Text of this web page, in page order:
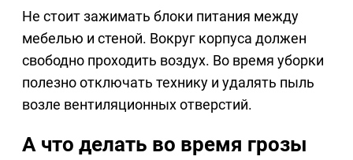
Не стоит зажимать блоки питания между
мебелью и стеной. Вокруг корпуса должен
свободно проходить воздух. Во время уборки
полезно отключать технику и удалять пыль
возле вентиляционных отверстий.
А что делать во время грозы